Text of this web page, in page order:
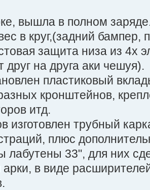
вышла в полном
в круг,(задний бампер,
защита низа из 4х
друг на друга аки чешуя).
пластиковый
кронштейнов,
итд.
изготовлен трубный
плюс
лабутены 33", для них
в виде